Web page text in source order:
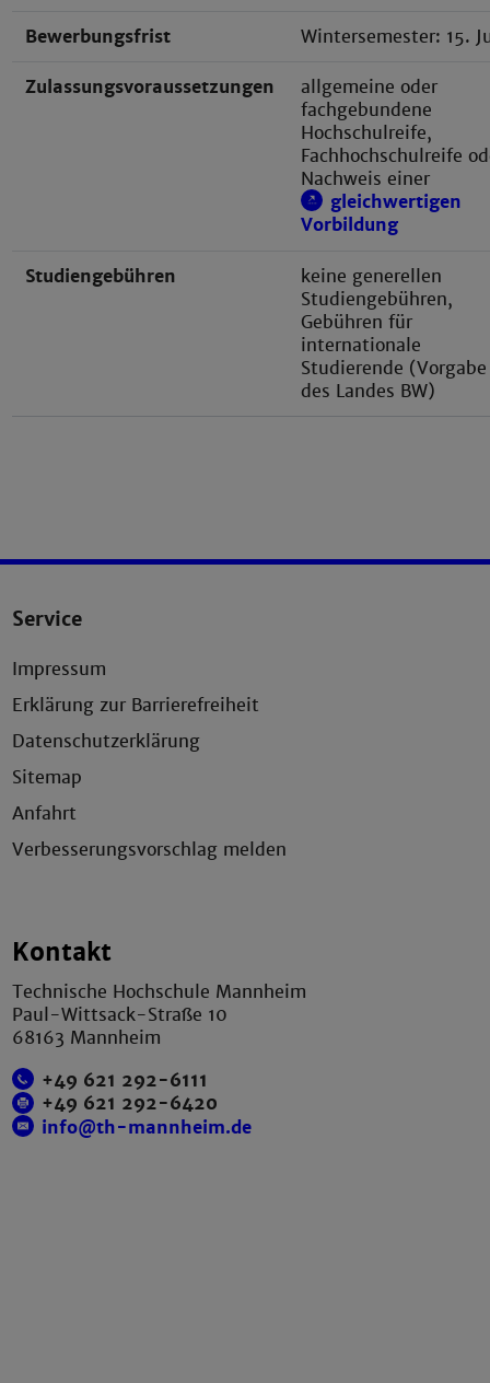
Bewerbungsfrist Wintersemester: 15.
Zulassungsvoraussetzungen
allgemeine oder
fachgebundene
Hochschulreife,
Fachhochschulreife
Nachweis einer
gleichwertigen
Vorbildung
Studiengebühren
keine generellen
Studiengebühren,
Gebühren für
internationale
Studierende (Vorgabe
des Landes BW)
Service
Impressum
Erklärung zur Barrierefreiheit
Datenschutzerklärung
Sitemap
Anfahrt
Verbesserungsvorschlag melden
Kontakt
Technische Hochschule Mannheim
Paul-Wittsack-Straße 10
68163 Mannheim
+49 621 292-6111
+49 621 292-6420
info@th-mannheim.de